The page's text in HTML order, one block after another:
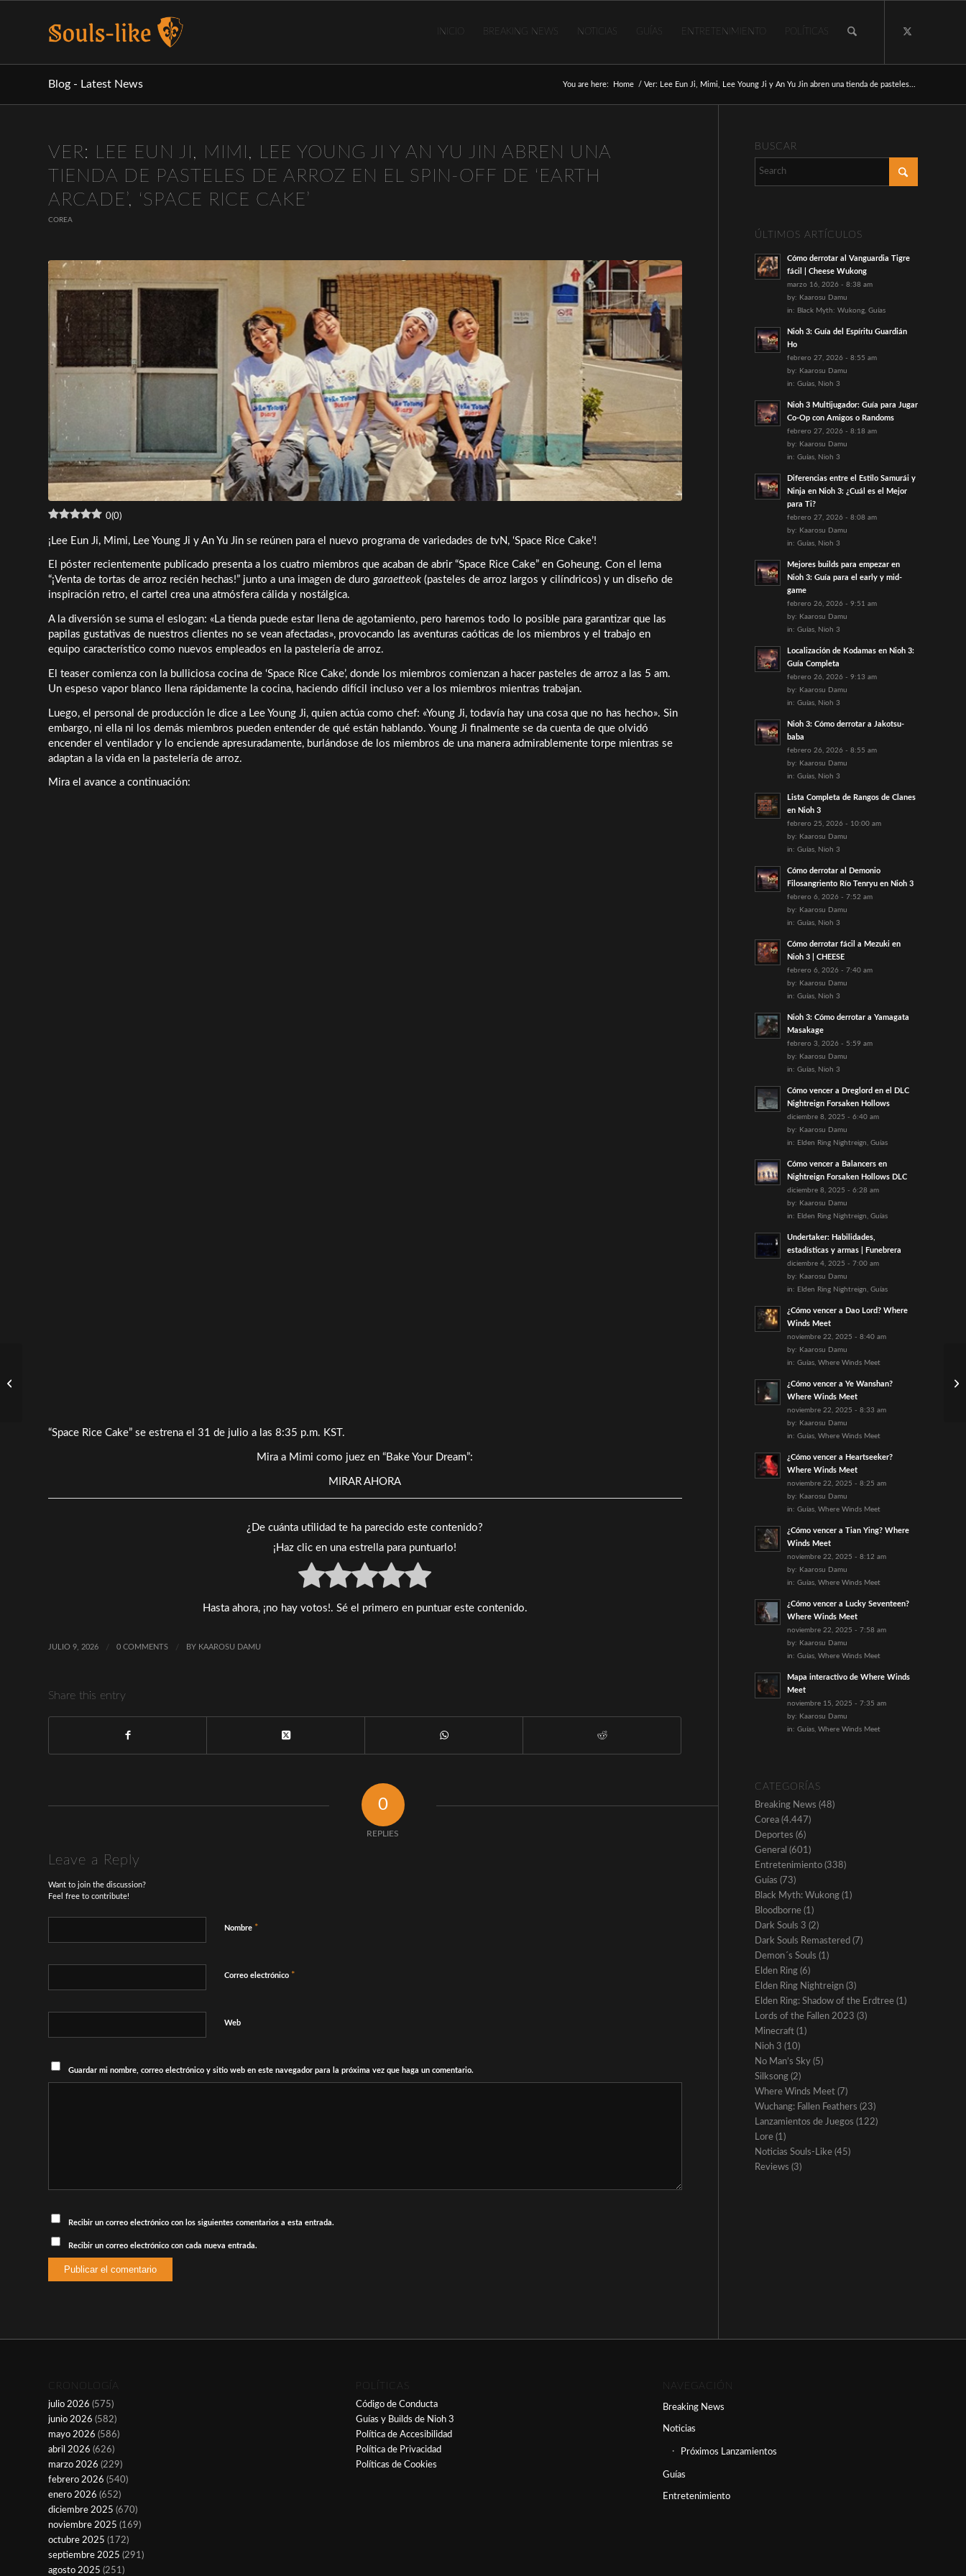
INICIO BREAKING NEWS NOTICIAS GUÍAS ENTRETENIMIENTO POLÍTICAS
Blog - Latest News You are here: Home / Ver: Lee Eun Ji, Mimi, Lee Young Ji y An Yu Jin abren una tienda de pasteles...
VER: LEE EUN JI, MIMI, LEE YOUNG JI Y AN YU JIN ABREN UNA
TIENDA DE PASTELES DE ARROZ EN EL SPIN-OFF DE ‘EARTH
ARCADE’, ‘SPACE RICE CAKE’
COREA
0(0)
¡Lee Eun Ji, Mimi, Lee Young Ji y An Yu Jin se reúnen para el nuevo programa de variedades de tvN, ‘Space Rice Cake’!
El póster recientemente publicado presenta a los cuatro miembros que acaban de abrir “Space Rice Cake” en Goheung. Con el lema
“¡Venta de tortas de arroz recién hechas!” junto a una imagen de duro garaetteok (pasteles de arroz largos y cilíndricos) y un diseño de
inspiración retro, el cartel crea una atmósfera cálida y nostálgica.
A la diversión se suma el eslogan: «La tienda puede estar llena de agotamiento, pero haremos todo lo posible para garantizar que las
papilas gustativas de nuestros clientes no se vean afectadas», provocando las aventuras caóticas de los miembros y el trabajo en
equipo característico como nuevos empleados en la pastelería de arroz.
El teaser comienza con la bulliciosa cocina de ‘Space Rice Cake’, donde los miembros comienzan a hacer pasteles de arroz a las 5 am.
Un espeso vapor blanco llena rápidamente la cocina, haciendo difícil incluso ver a los miembros mientras trabajan.
Luego, el personal de producción le dice a Lee Young Ji, quien actúa como chef: «Young Ji, todavía hay una cosa que no has hecho». Sin
embargo, ni ella ni los demás miembros pueden entender de qué están hablando. Young Ji finalmente se da cuenta de que olvidó
encender el ventilador y lo enciende apresuradamente, burlándose de los miembros de una manera admirablemente torpe mientras se
adaptan a la vida en la pastelería de arroz.
Mira el avance a continuación:
“Space Rice Cake” se estrena el 31 de julio a las 8:35 p.m. KST.
Mira a Mimi como juez en “Bake Your Dream”:
MIRAR AHORA
¿De cuánta utilidad te ha parecido este contenido?
¡Haz clic en una estrella para puntuarlo!
Hasta ahora, ¡no hay votos!. Sé el primero en puntuar este contenido.
JULIO 9, 2026 / 0 COMMENTS / BY KAAROSU DAMU
Share this entry
0
REPLIES
Leave a Reply
Want to join the discussion?
Feel free to contribute!
Nombre *
Correo electrónico *
Web
Guardar mi nombre, correo electrónico y sitio web en este navegador para la próxima vez que haga un comentario.
Recibir un correo electrónico con los siguientes comentarios a esta entrada.
Recibir un correo electrónico con cada nueva entrada.
BUSCAR
ÚLTIMOS ARTÍCULOS
Cómo derrotar al Vanguardia Tigre
fácil | Cheese Wukong
marzo 16, 2026 - 8:38 am
by: Kaarosu Damu
in: Black Myth: Wukong, Guías
Nioh 3: Guía del Espíritu Guardián
Ho
febrero 27, 2026 - 8:55 am
by: Kaarosu Damu
in: Guías, Nioh 3
Nioh 3 Multijugador: Guía para Jugar
Co-Op con Amigos o Randoms
febrero 27, 2026 - 8:18 am
by: Kaarosu Damu
in: Guías, Nioh 3
Diferencias entre el Estilo Samurái y
Ninja en Nioh 3: ¿Cuál es el Mejor
para Ti?
febrero 27, 2026 - 8:08 am
by: Kaarosu Damu
in: Guías, Nioh 3
Mejores builds para empezar en
Nioh 3: Guía para el early y mid-
game
febrero 26, 2026 - 9:51 am
by: Kaarosu Damu
in: Guías, Nioh 3
Localización de Kodamas en Nioh 3:
Guía Completa
febrero 26, 2026 - 9:13 am
by: Kaarosu Damu
in: Guías, Nioh 3
Nioh 3: Cómo derrotar a Jakotsu-
baba
febrero 26, 2026 - 8:55 am
by: Kaarosu Damu
in: Guías, Nioh 3
Lista Completa de Rangos de Clanes
en Nioh 3
febrero 25, 2026 - 10:00 am
by: Kaarosu Damu
in: Guías, Nioh 3
Cómo derrotar al Demonio
Filosangriento Río Tenryu en Nioh 3
febrero 6, 2026 - 7:52 am
by: Kaarosu Damu
in: Guías, Nioh 3
Cómo derrotar fácil a Mezuki en
Nioh 3 | CHEESE
febrero 6, 2026 - 7:40 am
by: Kaarosu Damu
in: Guías, Nioh 3
Nioh 3: Cómo derrotar a Yamagata
Masakage
febrero 3, 2026 - 5:59 am
by: Kaarosu Damu
in: Guías, Nioh 3
Cómo vencer a Dreglord en el DLC
Nightreign Forsaken Hollows
diciembre 8, 2025 - 6:40 am
by: Kaarosu Damu
in: Elden Ring Nightreign, Guías
Cómo vencer a Balancers en
Nightreign Forsaken Hollows DLC
diciembre 8, 2025 - 6:28 am
by: Kaarosu Damu
in: Elden Ring Nightreign, Guías
Undertaker: Habilidades,
estadísticas y armas | Funebrera
diciembre 4, 2025 - 7:00 am
by: Kaarosu Damu
in: Elden Ring Nightreign, Guías
¿Cómo vencer a Dao Lord? Where
Winds Meet
noviembre 22, 2025 - 8:40 am
by: Kaarosu Damu
in: Guías, Where Winds Meet
¿Cómo vencer a Ye Wanshan?
Where Winds Meet
noviembre 22, 2025 - 8:33 am
by: Kaarosu Damu
in: Guías, Where Winds Meet
¿Cómo vencer a Heartseeker?
Where Winds Meet
noviembre 22, 2025 - 8:25 am
by: Kaarosu Damu
in: Guías, Where Winds Meet
¿Cómo vencer a Tian Ying? Where
Winds Meet
noviembre 22, 2025 - 8:12 am
by: Kaarosu Damu
in: Guías, Where Winds Meet
¿Cómo vencer a Lucky Seventeen?
Where Winds Meet
noviembre 22, 2025 - 7:58 am
by: Kaarosu Damu
in: Guías, Where Winds Meet
Mapa interactivo de Where Winds
Meet
noviembre 15, 2025 - 7:35 am
by: Kaarosu Damu
in: Guías, Where Winds Meet
CATEGORÍAS
Breaking News (48)
Corea(4.447)
Deportes (6)
General (601)
Entretenimiento(338)
Guías (73)
Black Myth: Wukong(1)
Bloodborne(1)
Dark Souls 3 (2)
Dark Souls Remastered (7)
Demon´s Souls (1)
Elden Ring(6)
Elden Ring Nightreign(3)
Elden Ring: Shadow of the Erdtree(1)
Lords of the Fallen 2023 (3)
Minecraft(1)
Nioh 3 (10)
No Man’s Sky(5)
Silksong(2)
Where Winds Meet(7)
Wuchang: Fallen Feathers (23)
Lanzamientos de Juegos (122)
Lore(1)
Noticias Souls-Like(45)
Reviews (3)
CRONOLOGÍA
julio 2026 (575)
junio 2026 (582)
mayo 2026 (586)
abril 2026 (626)
marzo 2026 (229)
febrero 2026 (540)
enero 2026 (652)
diciembre 2025 (670)
noviembre 2025 (169)
octubre 2025 (172)
septiembre 2025 (291)
agosto 2025 (251)
POLÍTICAS
Código de Conducta
Guías y Builds de Nioh 3
Política de Accesibilidad
Política de Privacidad
Políticas de Cookies
NAVEGACIÓN
Breaking News
Noticias
Próximos Lanzamientos
Guías
Entretenimiento